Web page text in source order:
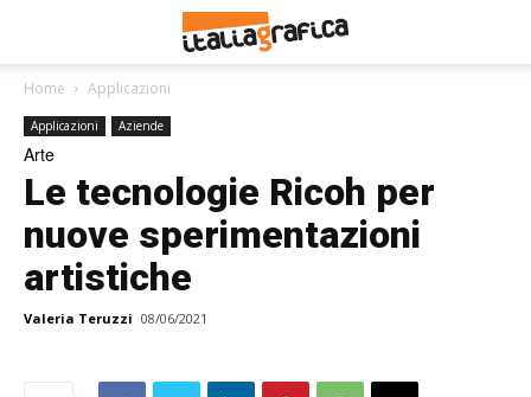
Home Applicazioni
Applicazioni Aziende
Arte
Le tecnologie Ricoh per
nuove sperimentazioni
artistiche
Valeria Teruzzi 08/06/2021